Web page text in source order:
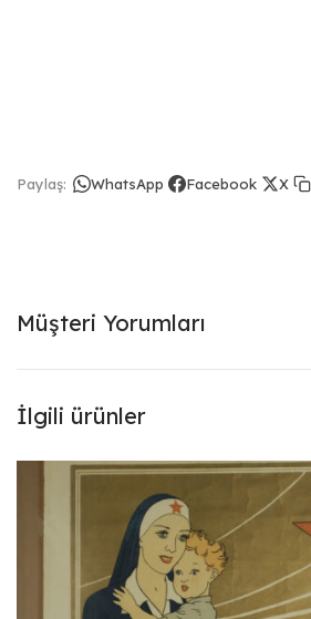
Paylaş: WhatsApp Facebook X
Müşteri Yorumları
İlgili ürünler